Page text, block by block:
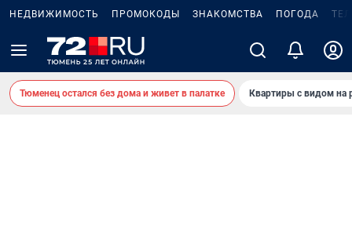
НЕДВИЖИМОСТЬ ПРОМОКОДЫ ЗНАКОМСТВА ПОГОДА
Тюменец остался без дома и живет в палатке Квартиры с видом на